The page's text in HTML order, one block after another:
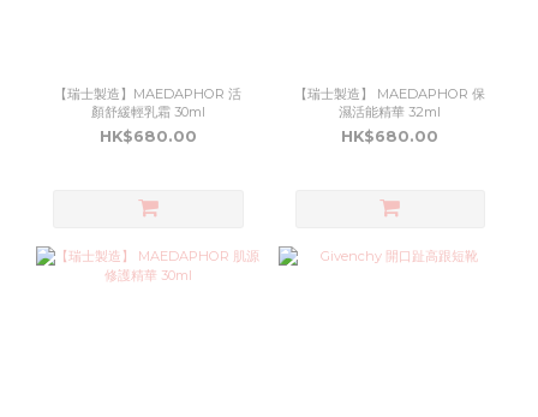
【瑞士製造】MAEDAPHOR 活
顏舒緩輕乳霜 30ml
HK$680.00
【瑞士製造】 MAEDAPHOR 保
濕活能精華 32ml
HK$680.00